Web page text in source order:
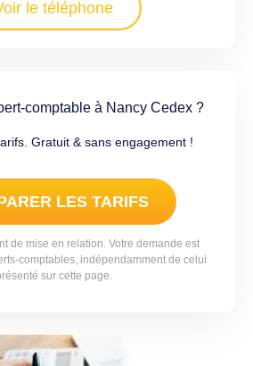
le téléphone
comptable à Nancy Cedex ?
Gratuit & sans engagement !
LES TARIFS
de mise en relation. Votre demande est
comptables, indépendamment de celui
sur cette page.